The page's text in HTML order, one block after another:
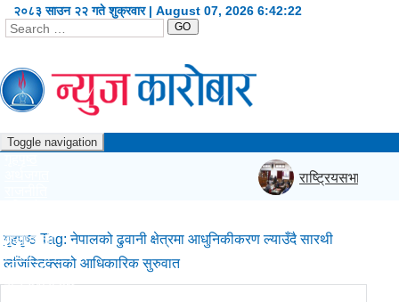
२०८३ साउन २२ गते शुक्रवार | August 07, 2026 6:42:22
GO
Toggle navigation
कला/शैली
शिक्षा/स्वास्थ्य
खेलकुद
सूचना/प्रविधि
राष्ट्रियसभा बैठक
गृहपृष्ठ Tag:नेपालको ढुवानी क्षेत्रमा आधुनिकीकरण ल्याउँदै सारथी
लजिस्टिक्सको आधिकारिक सुरुवात